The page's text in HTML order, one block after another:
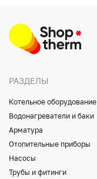
РАЗДЕЛЫ
Котельное оборудование
Водонагреватели и баки
Арматура
Отопительные приборы
Насосы
Трубы и фитинги